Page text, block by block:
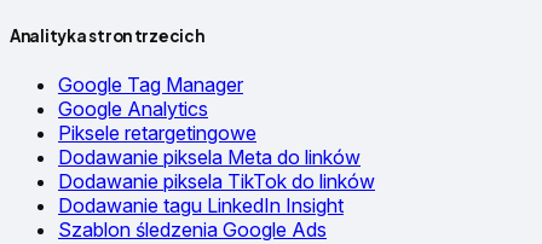
Analityka stron trzecich
Google Tag Manager
Google Analytics
Piksele retargetingowe
Dodawanie piksela Meta do linków
Dodawanie piksela TikTok do linków
Dodawanie tagu LinkedIn Insight
Szablon śledzenia Google Ads